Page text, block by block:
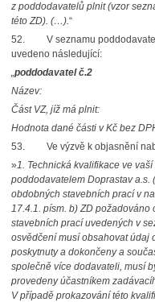
z poddodavatelů plnit (vzor
této ZD). (…).“
52. V seznamu
uvedeno následující:
„poddodavatel č.2
Název:
Část VZ, jíž má plnit:
Hodnota dané části v Kč bez
53. Ve výzvě k objasnění
»1. Technická kvalifikace ve
poddodavatelem Doprastav a.s.
obdobných stavebních prací v
17.4.1. písm. b) ZD
stavebních prací uvedených v
osvědčení musí obsahovat údaj
poskytnuty a dokončeny a
společně více dodavateli, musí
provedeny účastníkem
V případě prokazování této